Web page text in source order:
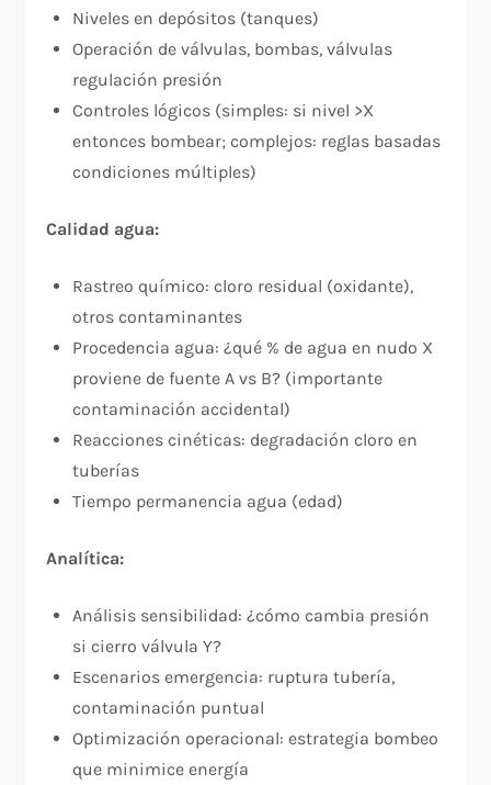
Niveles en depósitos (tanques)
Operación de válvulas, bombas, válvulas
regulación presión
Controles lógicos (simples: si nivel >X
entonces bombear; complejos: reglas basadas
condiciones múltiples)
Calidad agua:
Rastreo químico: cloro residual (oxidante),
otros contaminantes
Procedencia agua: ¿qué % de agua en nudo X
proviene de fuente A vs B? (importante
contaminación accidental)
Reacciones cinéticas: degradación cloro en
tuberías
Tiempo permanencia agua (edad)
Analítica:
Análisis sensibilidad: ¿cómo cambia presión
si cierro válvula Y?
Escenarios emergencia: ruptura tubería,
contaminación puntual
Optimización operacional: estrategia bombeo
que minimice energía